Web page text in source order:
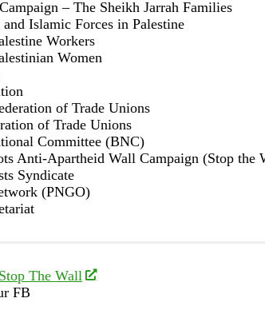
– The Sheikh Jarrah Families
Islamic Forces in Palestine
Workers
Women
of Trade Unions
of Trade Unions
Committee (BNC)
Anti-Apartheid Wall Campaign (Stop the
Syndicate
(PNGO)
Stop The Wall
FB